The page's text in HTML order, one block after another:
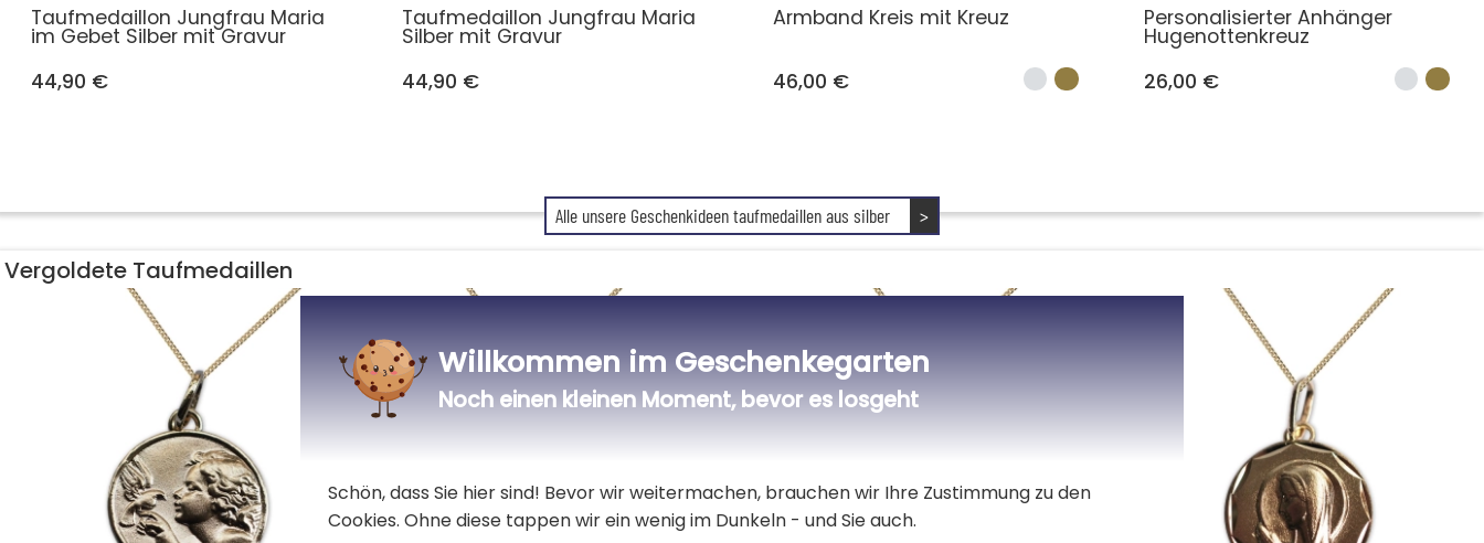
Taufmedaillon Jungfrau Maria
im Gebet Silber mit Gravur
44,90 €
Taufmedaillon Jungfrau Maria
Silber mit Gravur
44,90 €
Armband Kreis mit Kreuz
46,00 €
Personalisierter Anhänger
Hugenottenkreuz
26,00 €
Alle unsere Geschenkideen taufmedaillen aus silber >
Vergoldete Taufmedaillen
Willkommen im Geschenkegarten
Noch einen kleinen Moment, bevor es losgeht
Schön, dass Sie hier sind! Bevor wir weitermachen, brauchen wir Ihre Zustimmung zu den
Cookies. Ohne diese tappen wir ein wenig im Dunkeln - und Sie auch.